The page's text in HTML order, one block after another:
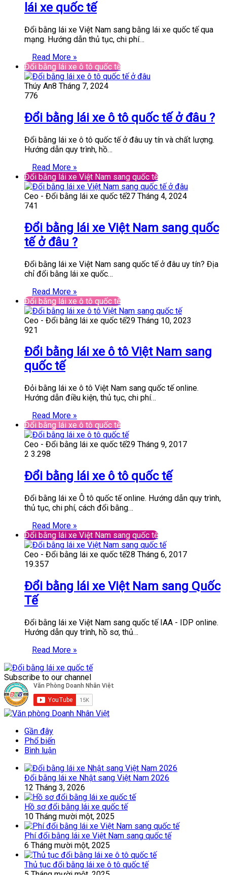
lái xe quốc tế
Đổi bằng lái xe Việt Nam sang bằng lái xe quốc tế qua
mạng. Hướng dẫn thủ tục, chi phí…
Read More »
Đổi bằng lái xe ô tô quốc tế
Thúy An8 Tháng 7, 2024
776
Đổi bằng lái xe ô tô quốc tế ở đâu ?
Đổi bằng lái xe ô tô quốc tế ở đâu uy tín và chất lượng.
Hướng dẫn quy trình, hồ…
Read More »
Đổi bằng lái xe Việt Nam sang quốc tế
Ceo - Đổi bằng lái xe quốc tế27 Tháng 4, 2024
741
Đổi bằng lái xe Việt Nam sang quốc
tế ở đâu ?
Đổi bằng lái xe Việt Nam sang quốc tế ở đâu uy tín? Địa
chỉ đổi bằng lái xe quốc…
Read More »
Đổi bằng lái xe ô tô quốc tế
Ceo - Đổi bằng lái xe quốc tế29 Tháng 10, 2023
921
Đổi bằng lái xe ô tô Việt Nam sang
quốc tế
Đỏi bằng lái xe ô tô Việt Nam sang quốc tế online.
Hướng dẫn điều kiện, thủ tục, chi phí…
Read More »
Đổi bằng lái xe ô tô quốc tế
Ceo - Đổi bằng lái xe quốc tế29 Tháng 9, 2017
2 3.298
Đổi bằng lái xe ô tô quốc tế
Đổi bằng lái xe Ô tô quốc tế online. Hướng dẫn quy trình,
thủ tục, chi phí, cách đổi bằng…
Read More »
Đổi bằng lái xe Việt Nam sang quốc tế
Ceo - Đổi bằng lái xe quốc tế28 Tháng 6, 2017
19.357
Đổi bằng lái xe Việt Nam sang Quốc
Tế
Đổi bằng lái xe Việt Nam sang quốc tế IAA - IDP online.
Hướng dẫn quy trình, hồ sơ, thủ…
Read More »
Subscribe to our channel
Gần đây
Phổ biến
Bình luận
Đổi bằng lái xe Nhật sang Việt Nam 2026
12 Tháng 3, 2026
Hồ sơ đổi bằng lái xe quốc tế
10 Tháng mười một, 2025
Phí đổi bằng lái xe Việt Nam sang quốc tế
6 Tháng mười một, 2025
Thủ tục đổi bằng lái xe ô tô quốc tế